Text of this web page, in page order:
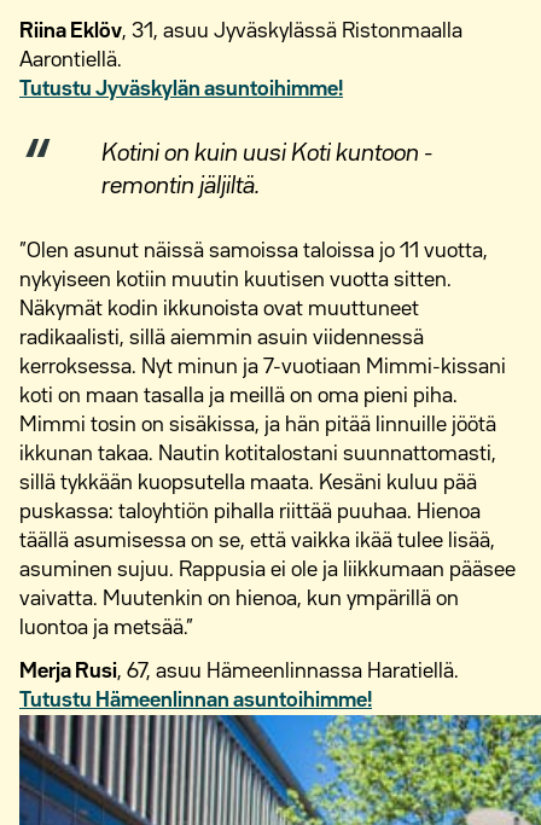
Riina Eklöv, 31, asuu Jyväskylässä Ristonmaalla
Aarontiellä.
Tutustu Jyväskylän asuntoihimme!
Kotini on kuin uusi Koti kuntoon -
remontin jäljiltä.
”Olen asunut näissä samoissa taloissa jo 11 vuotta,
nykyiseen kotiin muutin kuutisen vuotta sitten.
Näkymät kodin ikkunoista ovat muuttuneet
radikaalisti, sillä aiemmin asuin viidennessä
kerroksessa. Nyt minun ja 7-vuotiaan Mimmi-kissani
koti on maan tasalla ja meillä on oma pieni piha.
Mimmi tosin on sisäkissa, ja hän pitää linnuille jöötä
ikkunan takaa. Nautin kotitalostani suunnattomasti,
sillä tykkään kuopsutella maata. Kesäni kuluu pää
puskassa: taloyhtiön pihalla riittää puuhaa. Hienoa
täällä asumisessa on se, että vaikka ikää tulee lisää,
asuminen sujuu. Rappusia ei ole ja liikkumaan pääsee
vaivatta. Muutenkin on hienoa, kun ympärillä on
luontoa ja metsää.”
Merja Rusi, 67, asuu Hämeenlinnassa Haratiellä.
Tutustu Hämeenlinnan asuntoihimme!